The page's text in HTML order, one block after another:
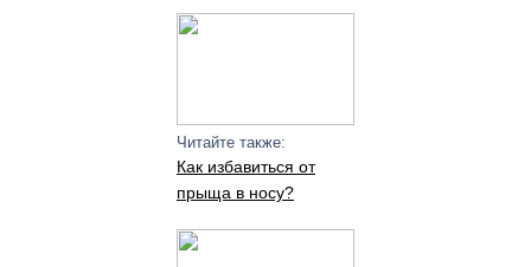
Читайте также:
Как избавиться от
прыща в носу?